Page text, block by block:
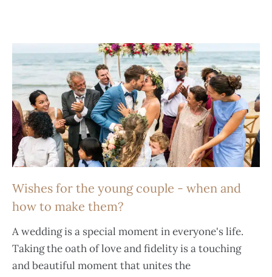
Wishes for the young couple - when and
how to make them?
A wedding is a special moment in everyone's life.
Taking the oath of love and fidelity is a touching
and beautiful moment that unites the